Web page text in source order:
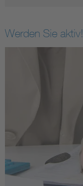
Werden Sie aktiv!